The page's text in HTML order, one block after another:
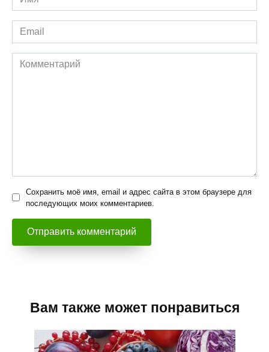
*
Email
*
Комментарий
Сохранить моё имя, email и адрес сайта в этом браузере для
последующих моих комментариев.
Вам также может понравиться